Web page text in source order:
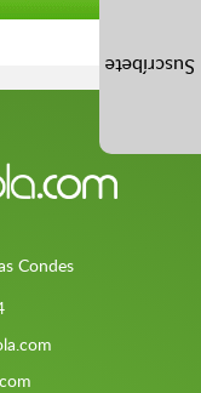
Condes
Suscríbete